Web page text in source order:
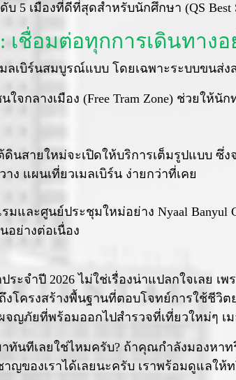
เมืองที่ดีที่สุดสำหรับนักศึกษา (QS Best
เชื่อมต่อทุกการเดินทาง
เบิร์นสมบูรณ์แบบ โดยเฉพาะระบบขนส่
กลางเมือง (Free Tram Zone) ช่วยให้นั
ดินสายใหม่จะเปิดให้บริการเต็มรูปแบบ ซึ่
แผนเที่ยวเมลเบิร์น ง่ายกว่าที่เคย
ะศูนย์ประชุมใหม่อย่าง Nyaal Banyul
อย่างต่อเนื่อง
ะจำปี 2026 ไม่ใช่เรื่องน่าแปลกใจเลย
ครงสร้างพื้นฐานที่ตอบโจทย์การใช้ชีวิ
ญภัยที่พร้อมออกไปสำรวจที่เที่ยวใหม่ๆ
ทันทีเลยใช่ไหมครับ? ถ้าคุณกำลังมองหา
ญของเราได้เลยนะครับ เราพร้อมดูแลใ